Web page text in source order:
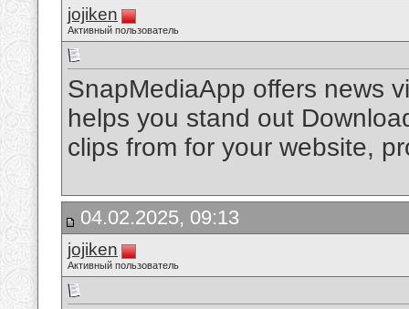
jojiken
Активный пользователь
SnapMediaApp offers news
helps you stand out
clips from for your website,
04.02.2025, 09:13
jojiken
Активный пользователь